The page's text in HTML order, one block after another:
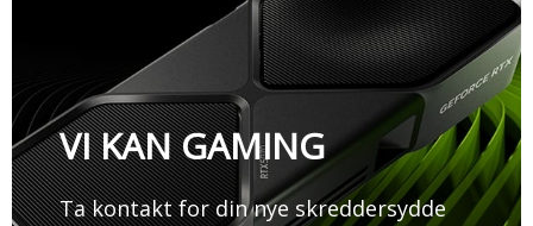
VI KAN GAMING
Ta kontakt for din nye skreddersydde